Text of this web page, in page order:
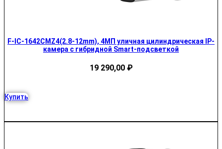
F-IC-1642CMZ4(2.8-12mm), 4МП уличная цилиндрическая IP-
камера с гибридной Smart-подсветкой
19 290,00 ₽
Купить